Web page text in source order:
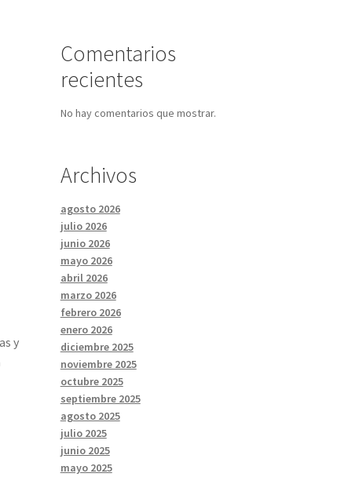
y
Comentarios
recientes
No hay comentarios que mostrar.
Archivos
agosto 2026
julio 2026
junio 2026
mayo 2026
abril 2026
marzo 2026
febrero 2026
enero 2026
diciembre 2025
noviembre 2025
octubre 2025
septiembre 2025
agosto 2025
julio 2025
junio 2025
mayo 2025